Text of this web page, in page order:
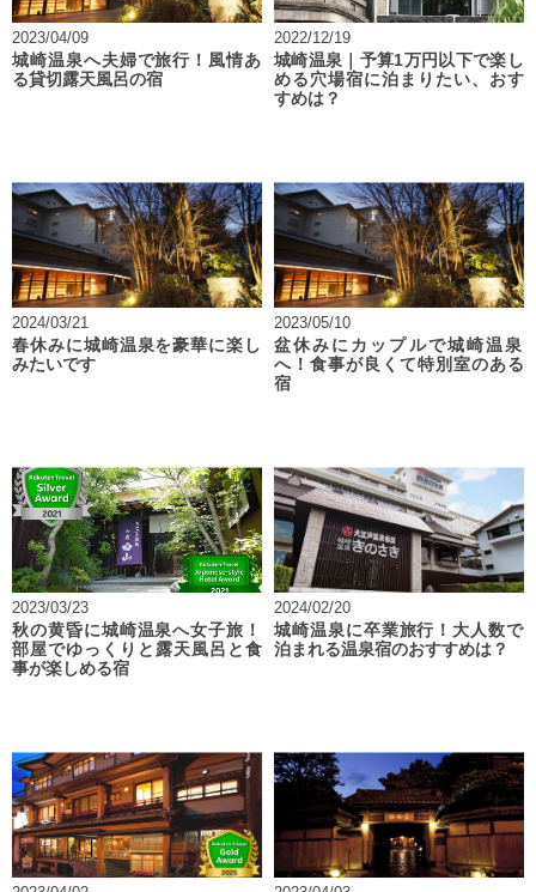
2023/04/09
城崎温泉へ夫婦で旅行！風情あ
る貸切露天風呂の宿
2022/12/19
城崎温泉｜予算1万円以下で楽し
める穴場宿に泊まりたい、おす
すめは？
2024/03/21
春休みに城崎温泉を豪華に楽し
みたいです
2023/05/10
盆休みにカップルで城崎温泉
へ！食事が良くて特別室のある
宿
2023/03/23
秋の黄昏に城崎温泉へ女子旅！
部屋でゆっくりと露天風呂と食
事が楽しめる宿
2024/02/20
城崎温泉に卒業旅行！大人数で
泊まれる温泉宿のおすすめは？